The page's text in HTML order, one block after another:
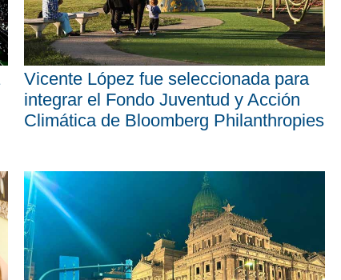
Vicente López fue seleccionada para
integrar el Fondo Juventud y Acción
Climática de Bloomberg Philanthropies